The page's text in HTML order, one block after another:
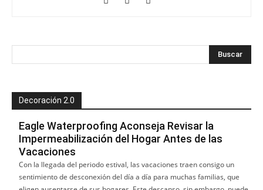
Decoración 2.0
Eagle Waterproofing Aconseja Revisar la
Impermeabilización del Hogar Antes de las
Vacaciones
Con la llegada del periodo estival, las vacaciones traen consigo un
sentimiento de desconexión del día a día para muchas familias, que